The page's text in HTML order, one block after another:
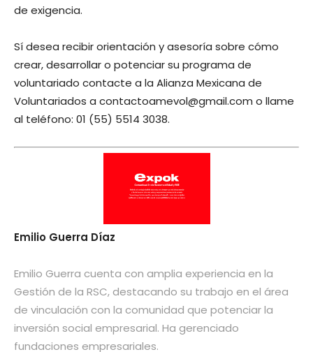
de exigencia.
Sí desea recibir orientación y asesoría sobre cómo
crear, desarrollar o potenciar su programa de
voluntariado contacte a la Alianza Mexicana de
Voluntariados a contactoamevol@gmail.com o llame
al teléfono: 01 (55) 5514 3038.
Emilio Guerra Díaz
Emilio Guerra cuenta con amplia experiencia en la
Gestión de la RSC, destacando su trabajo en el área
de vinculación con la comunidad que potenciar la
inversión social empresarial. Ha gerenciado
fundaciones empresariales.